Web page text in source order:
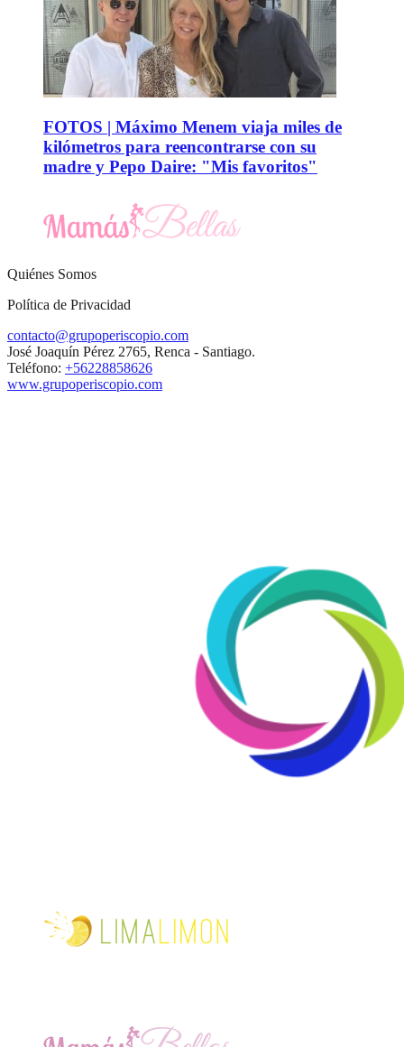
FOTOS | Máximo Menem viaja miles de
kilómetros para reencontrarse con su
madre y Pepo Daire: "Mis favoritos"
Quiénes Somos
Política de Privacidad
contacto@grupoperiscopio.com
José Joaquín Pérez 2765, Renca - Santiago.
Teléfono: +56228858626
www.grupoperiscopio.com